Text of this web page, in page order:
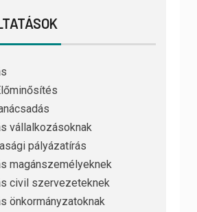
vállalkozásoknak
pályázatírás
magánszemélyeknek
civil szervezeteknek
önkormányzatoknak